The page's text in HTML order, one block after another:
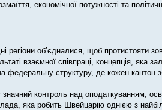
економічної потужності та
регіони об’єдналися, щоб протистояти
взаємної співпраці, концепція, яка
федеральну структуру, де кожен кантон
контроль над оподаткуванням,
яка робить Швейцарію однією з